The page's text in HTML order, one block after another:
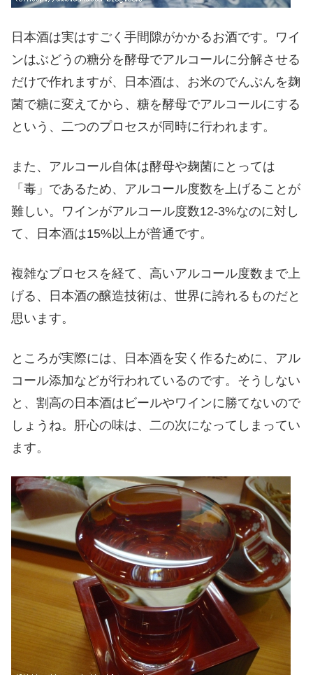
日本酒は実はすごく手間隙がかかるお酒です。ワイ
ンはぶどうの糖分を酵母でアルコールに分解させる
だけで作れますが、日本酒は、お米のでんぷんを麹
菌で糖に変えてから、糖を酵母でアルコールにする
という、二つのプロセスが同時に行われます。
また、アルコール自体は酵母や麹菌にとっては
「毒」であるため、アルコール度数を上げることが
難しい。ワインがアルコール度数12-3%なのに対し
て、日本酒は15%以上が普通です。
複雑なプロセスを経て、高いアルコール度数まで上
げる、日本酒の醸造技術は、世界に誇れるものだと
思います。
ところが実際には、日本酒を安く作るために、アル
コール添加などが行われているのです。そうしない
と、割高の日本酒はビールやワインに勝てないので
しょうね。肝心の味は、二の次になってしまってい
ます。